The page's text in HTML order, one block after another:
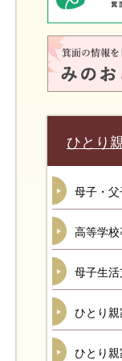
ひとり
母子・
高等学
母子生
ひとり
ひとり